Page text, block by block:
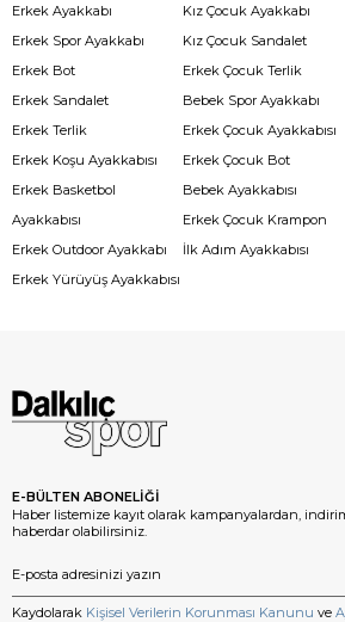
Erkek Ayakkabı
Erkek Spor Ayakkabı
Erkek Bot
Erkek Sandalet
Erkek Terlik
Erkek Koşu Ayakkabısı
Erkek Basketbol
Ayakkabısı
Erkek Outdoor Ayakkabı
Erkek Yürüyüş Ayakkabısı
Kız Çocuk Ayakkabı
Kız Çocuk Sandalet
Erkek Çocuk Terlik
Bebek Spor Ayakkabı
Erkek Çocuk Ayakkabısı
Erkek Çocuk Bot
Bebek Ayakkabısı
Erkek Çocuk Krampon
İlk Adım Ayakkabısı
E-BÜLTEN ABONELİĞİ
Haber listemize kayıt olarak kampanyalardan,
haberdar olabilirsiniz.
Kaydolarak Kişisel Verilerin Korunması Kanunu ve